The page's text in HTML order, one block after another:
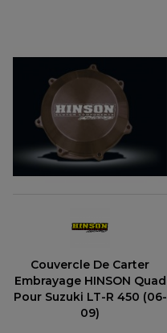
Couvercle De Carter
Embrayage HINSON Quad
Pour Suzuki LT-R 450 (06-
09)